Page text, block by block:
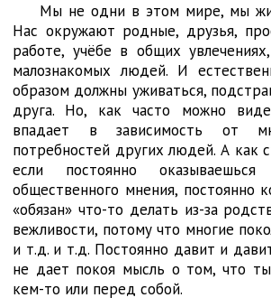
Мы не одни в этом мире, мы
Нас окружают родные, друзья,
работе, учёбе в общих
малознакомых людей. И
образом должны уживаться,
друга. Но, как часто можно
впадает в зависимость от
потребностей других людей. А как
если постоянно
общественного мнения, постоянно
«обязан» что-то делать из-за
вежливости, потому что многие
и т.д. и т.д. Постоянно давит и
не дает покоя мысль о том, что
кем-то или перед собой.